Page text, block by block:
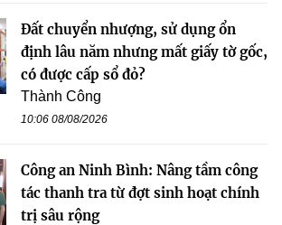
Đất chuyển nhượng, sử dụng ổn
định lâu năm nhưng mất giấy tờ gốc,
có được cấp sổ đỏ?
Thành Công
10:06 08/08/2026
Công an Ninh Bình: Nâng tầm công
tác thanh tra từ đợt sinh hoạt chính
trị sâu rộng